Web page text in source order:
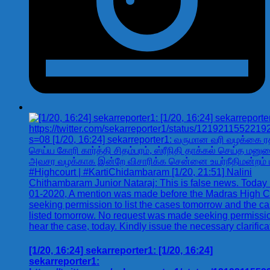
[1/20, 16:24] sekarreporter1: [1/20, 16:24]
sekarreporter1: